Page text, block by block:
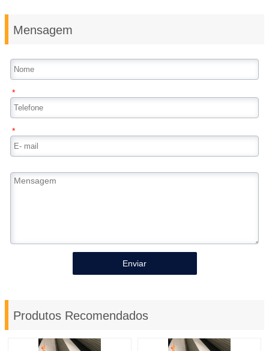
Mensagem
*
*
Enviar
Produtos Recomendados